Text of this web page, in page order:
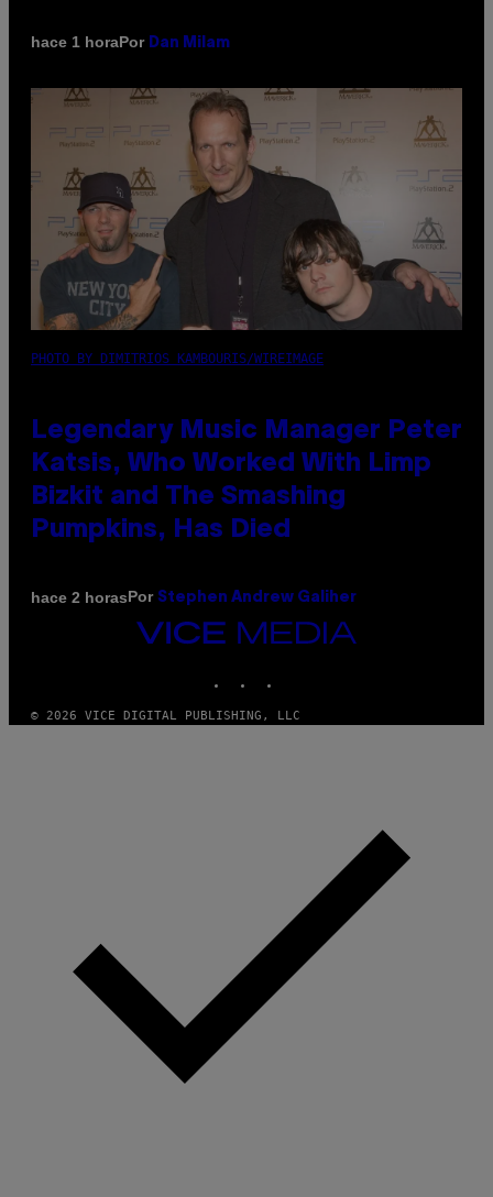
hace 1 horaPor Dan Milam
PHOTO BY DIMITRIOS KAMBOURIS/WIREIMAGE
Legendary Music Manager Peter
Katsis, Who Worked With Limp
Bizkit and The Smashing
Pumpkins, Has Died
hace 2 horasPor Stephen Andrew Galiher
VICE
© 2026 VICE DIGITAL PUBLISHING, LLC